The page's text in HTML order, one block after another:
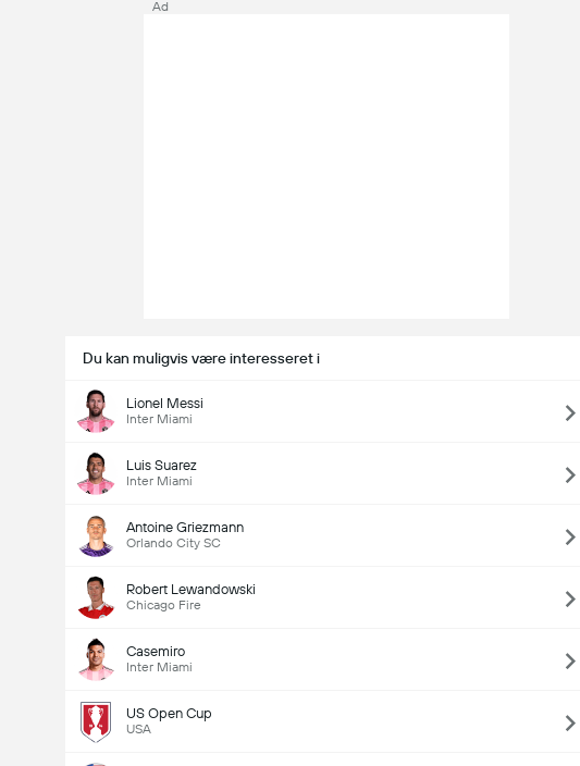
Ad
Du kan muligvis være interesseret i
Lionel Messi
Inter Miami
Luis Suarez
Inter Miami
Antoine Griezmann
Orlando City SC
Robert Lewandowski
Chicago Fire
Casemiro
Inter Miami
US Open Cup
USA